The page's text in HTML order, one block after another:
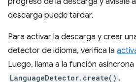
descarga puede tardar.
Para activar la descarga y crear
detector de idioma, verifica la
Luego, llama a la función asíncrona
LanguageDetector.create() .